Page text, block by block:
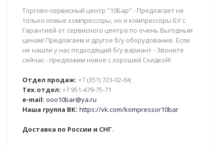
Торгово-сервисный центр "10Бар" - Предлагает не
только новые компрессоры, но и компрессоры БУ с
Гарантией от сервисного центра по очень Выгодным
ценам! Предлагаем и другое б/у оборудование. Если
не нашли у нас подходящий б/у вариант - Звоните
сейчас - предложим новое с хорошей Скидкой!
Отдел продаж: +7 (351) 723-02-04;
Тех.отдел: +7 951-479-75-71
e-mail: ooo10bar@ya.ru
Наша группа ВК: https://vk.com/kompressor10bar
Доставка по России и СНГ.